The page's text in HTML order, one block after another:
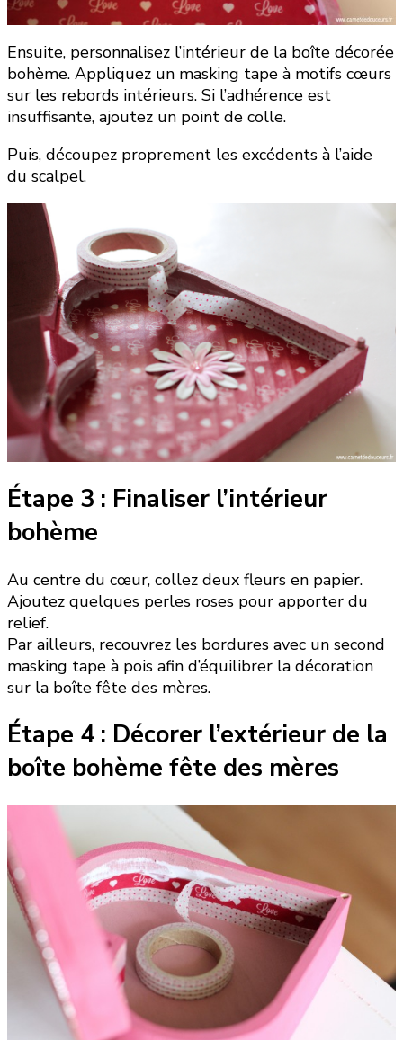
Ensuite, personnalisez l’intérieur de la boîte décorée
bohème. Appliquez un masking tape à motifs cœurs
sur les rebords intérieurs. Si l’adhérence est
insuffisante, ajoutez un point de colle.
Puis, découpez proprement les excédents à l’aide
du scalpel.
Étape 3 : Finaliser l’intérieur
bohème
Au centre du cœur, collez deux fleurs en papier.
Ajoutez quelques perles roses pour apporter du
relief.
Par ailleurs, recouvrez les bordures avec un second
masking tape à pois afin d’équilibrer la décoration
sur la boîte fête des mères.
Étape 4 : Décorer l’extérieur de la
boîte bohème fête des mères